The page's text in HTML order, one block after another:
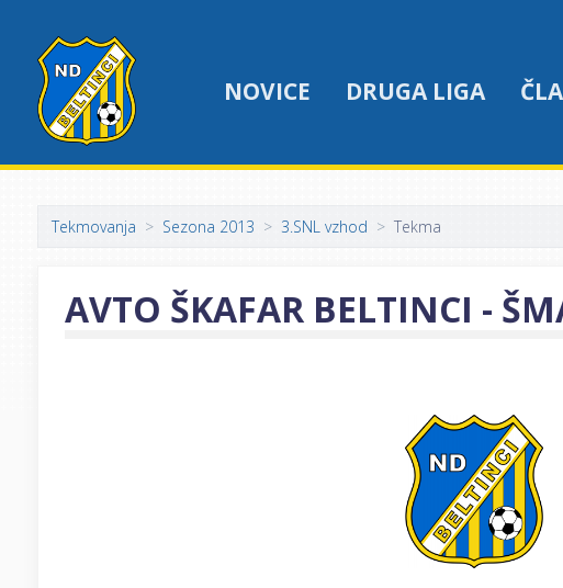
NOVICE DRUGA LIGA
Tekmovanja Sezona 2013 3.SNL vzhod Tekma
AVTO ŠKAFAR BELTINCI -